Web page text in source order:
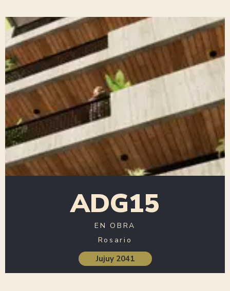
ADG15
EN OBRA
Rosario
Jujuy 2041